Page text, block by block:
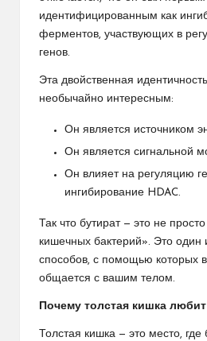
идентифицированным как
ферментов, участвующих в
генов.
Эта двойственная
необычайно интересным:
Он является источником
Он является сигнальной
Он влияет на регуляцию
ингибирование HDAC.
Так что бутират — это не
кишечных бактерий». Это один
способов, с помощью которых
общается с вашим телом.
Почему толстая кишка
Толстая кишка — это место, где